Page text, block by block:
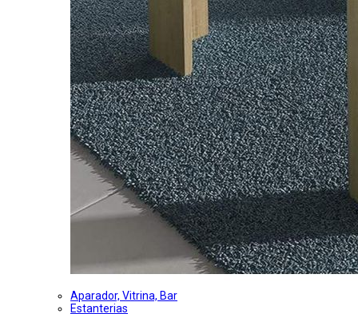
Aparador, Vitrina, Bar
Estanterias